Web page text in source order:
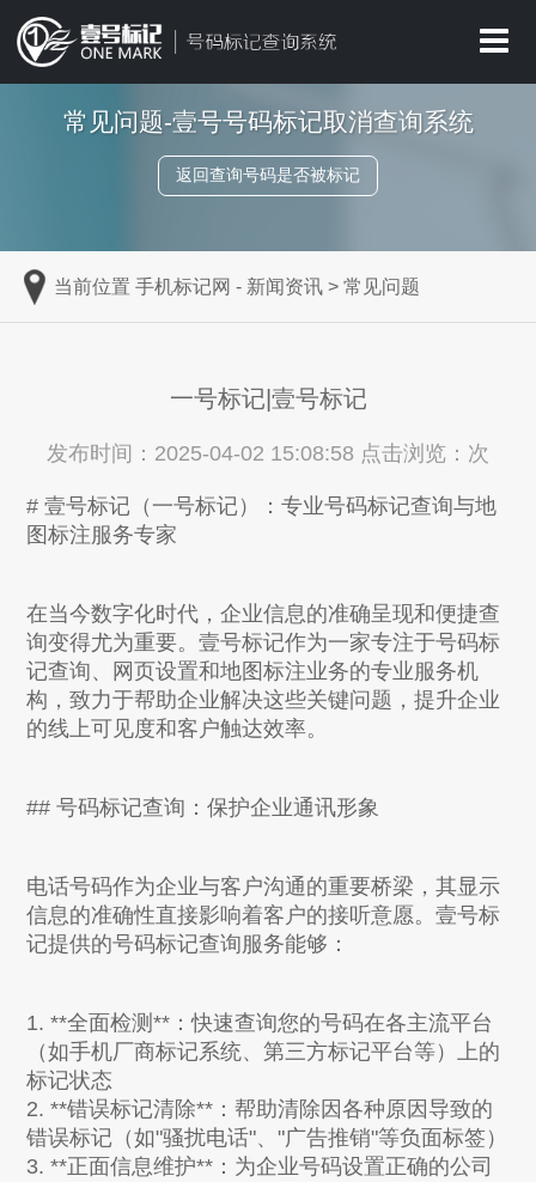
常见问题-壹号号码标记取消查询系统
返回查询号码是否被标记
当前位置 手机标记网 - 新闻资讯 > 常见问题
一号标记|壹号标记
发布时间：2025-04-02 15:08:58 点击浏览： 次
# 壹号标记（一号标记）：专业号码标记查询与地
图标注服务专家
在当今数字化时代，企业信息的准确呈现和便捷查
询变得尤为重要。壹号标记作为一家专注于号码标
记查询、网页设置和地图标注业务的专业服务机
构，致力于帮助企业解决这些关键问题，提升企业
的线上可见度和客户触达效率。
## 号码标记查询：保护企业通讯形象
电话号码作为企业与客户沟通的重要桥梁，其显示
信息的准确性直接影响着客户的接听意愿。壹号标
记提供的号码标记查询服务能够：
1. **全面检测**：快速查询您的号码在各主流平台
（如手机厂商标记系统、第三方标记平台等）上的
标记状态
2. **错误标记清除**：帮助清除因各种原因导致的
错误标记（如"骚扰电话"、"广告推销"等负面标签）
3. **正面信息维护**：为企业号码设置正确的公司